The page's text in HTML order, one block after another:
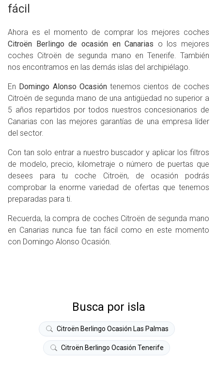
fácil
Ahora es el momento de comprar los mejores coches
Citroën Berlingo de ocasión en Canarias o los mejores
coches Citroën de segunda mano en Tenerife. También
nos encontramos en las demás islas del archipiélago.
En Domingo Alonso Ocasióntenemos cientos de coches
Citroën de segunda mano de una antigüedad no superior a
5 años repartidos por todos nuestros concesionarios de
Canarias con las mejores garantías de una empresa líder
del sector.
Con tan solo entrar a nuestro buscador y aplicar los filtros
de modelo, precio, kilometraje o número de puertas que
desees para tu coche Citroën, de ocasión podrás
comprobar la enorme variedad de ofertas que tenemos
preparadas para ti.
Recuerda, la compra de coches Citroën de segunda mano
en Canarias nunca fue tan fácil como en este momento
con Domingo Alonso Ocasión.
Busca por isla
Citroën Berlingo Ocasión Las Palmas
Citroën Berlingo Ocasión Tenerife